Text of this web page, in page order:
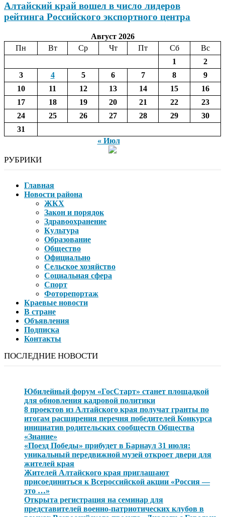
Алтайский край вошел в число лидеров
рейтинга Российского экспортного центра
Август 2026
Пн
Вт Ср Чт Пт Сб
Вс
1
2
3
4 5 6 7 8
9
10
11 12 13 14 15
16
17
18 19 20 21 22
23
24
25 26 27 28 29
30
31
« Июл
РУБРИКИ
Главная
Новости района
ЖКХ
Закон и порядок
Здравоохранение
Культура
Образование
Общество
Официально
Сельское хозяйство
Социальная сфера
Спорт
Фоторепортаж
Краевые новости
В стране
Объявления
Подписка
Контакты
ПОСЛЕДНИЕ НОВОСТИ
Юбилейный форум «ГосСтарт» станет площадкой
для обновления кадровой политики
8 проектов из Алтайского края получат гранты по
итогам расширения перечня победителей Конкурса
инициатив родительских сообществ Общества
«Знание»
«Поезд Победы» прибудет в Барнаул 31 июля:
уникальный передвижной музей откроет двери для
жителей края
Жителей Алтайского края приглашают
присоединиться к Всероссийской акции «Россия —
это …»
Открыта регистрация на семинар для
представителей военно-патриотических клубов в